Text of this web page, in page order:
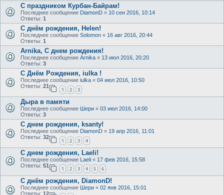
С праздником Курбан-Байрам!
Последнее сообщение DiamonD « 10 сен 2016, 10:14
Ответы: 1
С днём рождения, Helen!
Последнее сообщение Solomon « 16 авг 2016, 20:44
Ответы: 1
Arnika, С днем рождения!
Последнее сообщение Arnika « 13 июл 2016, 20:20
Ответы: 3
С Днём Рождения, iulka !
Последнее сообщение iulka « 04 июл 2016, 10:50
Ответы: 21
1 2 3
Дыра в памяти
Последнее сообщение Шери « 03 июл 2016, 14:00
Ответы: 3
С днем рождения, ksanty!
Последнее сообщение DiamonD « 19 апр 2016, 11:01
Ответы: 32
1 2 3 4
С днем рождения, Laeli!
Последнее сообщение Laeli « 17 фев 2016, 15:58
Ответы: 51
1 2 3 4 5 6
С днём рождения, DiamonD!
Последнее сообщение Шери « 02 янв 2016, 15:01
Ответы: 12